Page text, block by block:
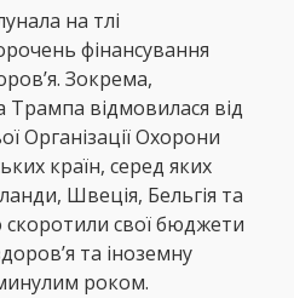
на тлі
фінансування
Зокрема,
Трампа відмовилася від
Організації Охорони
країн, серед яких
Швеція, Бельгія та
свої бюджети
та іноземну
роком.